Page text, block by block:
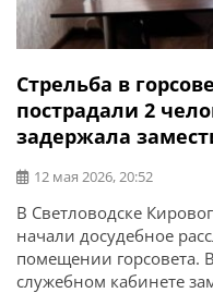
Стрельба в
пострадали 2
задержала
12 мая 2026, 20:52
В Светловодске
начали досудебное
помещении горсовета.
служебном кабинете